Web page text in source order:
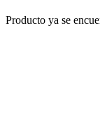
Producto ya se